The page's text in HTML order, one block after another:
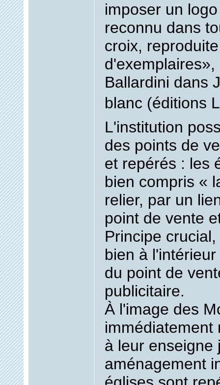
imposer un
reconnu dans
croix,
Ballardini dans
blanc (éditions
L'institution
des points de
et repérés : les
bien compris «
relier, par un
point de vente
Principe
bien à
du point de
publicitaire.
À l'image des
immédiatement
à leur enseigne
aménagement